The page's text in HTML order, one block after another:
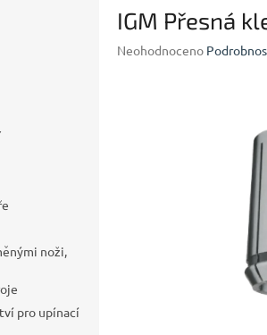
noži,
pro upínací
IGM Přesná
Průměrné
Neohodnoceno